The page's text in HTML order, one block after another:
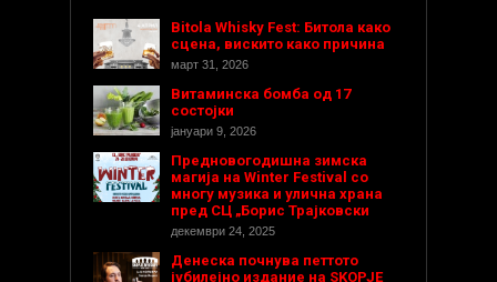
Bitola Whisky Fest: Битола како
сцена, вискито како причина
март 31, 2026
Витаминска бомба од 17
состојки
јануари 9, 2026
Предновогодишнa зимска
магија на Winter Festival со
многу музика и улична храна
пред СЦ „Борис Трајковски
декември 24, 2025
Денеска почнува петтото
јубилејно издание на SKOPJE